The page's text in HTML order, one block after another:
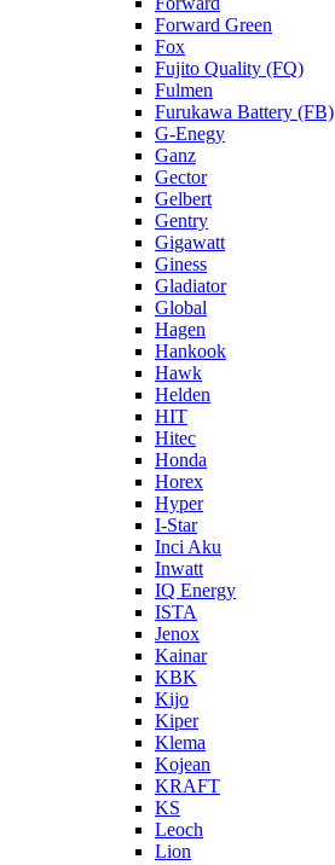
Forward Green
Fox
Fujito Quality (FQ)
Fulmen
Furukawa Battery (FB)
G-Enegy
Ganz
Gector
Gelbert
Gentry
Gigawatt
Giness
Gladiator
Global
Hagen
Hankook
Hawk
Helden
HIT
Hitec
Honda
Horex
Hyper
I-Star
Inci Aku
Inwatt
IQ Energy
ISTA
Jenox
Kainar
KBK
Kijo
Kiper
Klema
Kojean
KRAFT
KS
Leoch
Lion